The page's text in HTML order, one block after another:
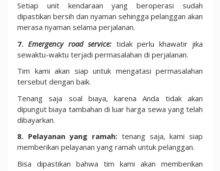
Setiap unit kendaraan yang beroperasi sudah
dipastikan bersih dan nyaman sehingga pelanggan akan
merasa nyaman selama perjalanan.
7.Emergency road service: tidak perlu khawatir jika
sewaktu-waktu terjadi permasalahan di perjalanan.
Tim kami akan siap untuk mengatasi permasalahan
tersebut dengan baik.
Tenang saja soal biaya, karena Anda tidak akan
dipungut biaya tambahan di luar harga sewa yang telah
dibayarkan.
8. Pelayanan yang ramah: tenang saja, kami siap
memberikan pelayanan yang ramah untuk pelanggan.
Bisa dipastikan bahwa tim kami akan memberikan